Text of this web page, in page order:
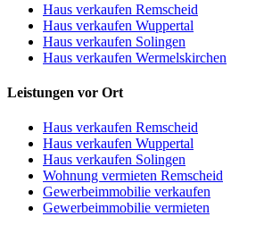
Haus verkaufen Remscheid
Haus verkaufen Wuppertal
Haus verkaufen Solingen
Haus verkaufen Wermelskirchen
Leistungen vor Ort
Haus verkaufen Remscheid
Haus verkaufen Wuppertal
Haus verkaufen Solingen
Wohnung vermieten Remscheid
Gewerbeimmobilie verkaufen
Gewerbeimmobilie vermieten